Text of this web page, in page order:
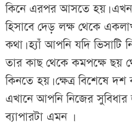
কিনে এরপর আসতে হয়। এখন
হিসাবে দেড় লক্ষ থেকে
কথা। হ্যাঁ আপনি যদি ভিসাটি
তার কাছ থেকে কমপক্ষে ছয়
কিনতে হয়। ক্ষেত্র বিশেষে
এখানে আপনি নিজের
ব্যাপারটা এমন ।